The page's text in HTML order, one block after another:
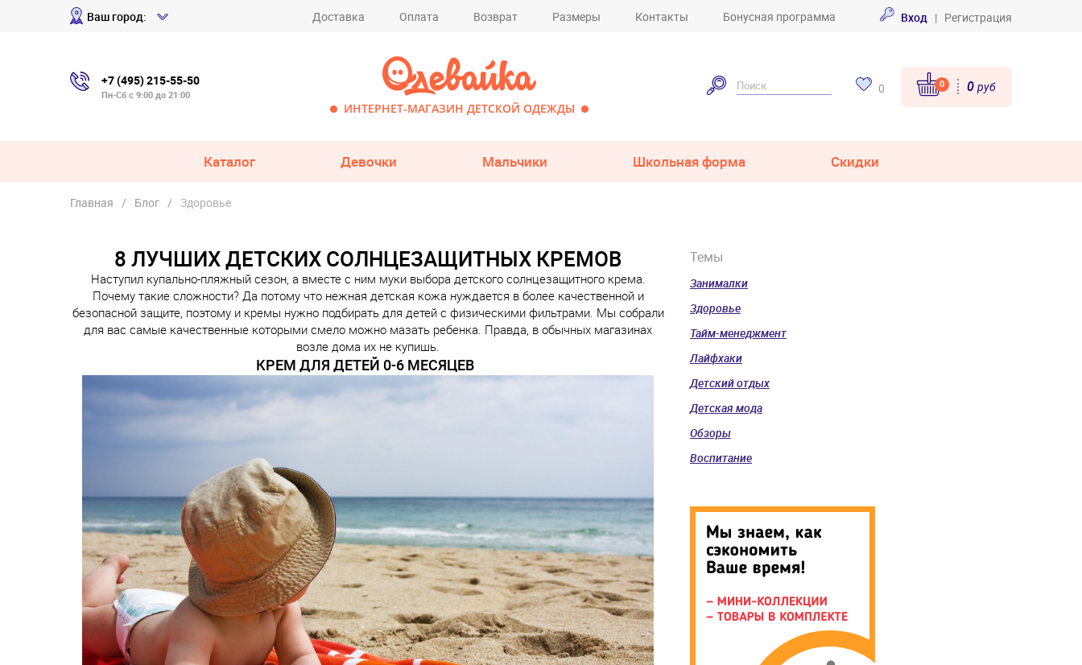
Ваш город: Доставка Оплата Возврат Размеры Контакты Бонусная программа Вход | Регистрация
+7 (495) 215-55-50
Пн-Сб с 9:00 до 21:00
ИНТЕРНЕТ-МАГАЗИН ДЕТСКОЙ ОДЕЖДЫ
0 0 0 руб
Каталог Девочки Мальчики Школьная форма Скидки
Главная Блог Здоровье
8 ЛУЧШИХ ДЕТСКИХ СОЛНЦЕЗАЩИТНЫХ КРЕМОВ
Наступил купально-пляжный сезон, а вместе с ним муки выбора детского солнцезащитного крема.
Почему такие сложности? Да потому что нежная детская кожа нуждается в более качественной и
безопасной защите, поэтому и кремы нужно подбирать для детей с физическими фильтрами. Мы собрали
для вас самые качественные которыми смело можно мазать ребенка. Правда, в обычных магазинах
возле дома их не купишь.
КРЕМ ДЛЯ ДЕТЕЙ 0-6 МЕСЯЦЕВ
Темы
Занималки
Здоровье
Тайм-менеджмент
Лайфхаки
Детский отдых
Детская мода
Обзоры
Воспитание